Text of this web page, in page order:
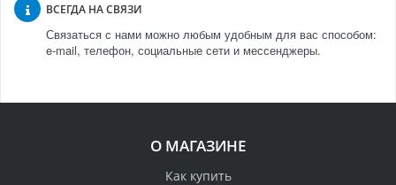
ВСЕГДА НА СВЯЗИ
Связаться с нами можно любым удобным для вас способом:
e-mail, телефон, социальные сети и мессенджеры.
О МАГАЗИНЕ
Как купить